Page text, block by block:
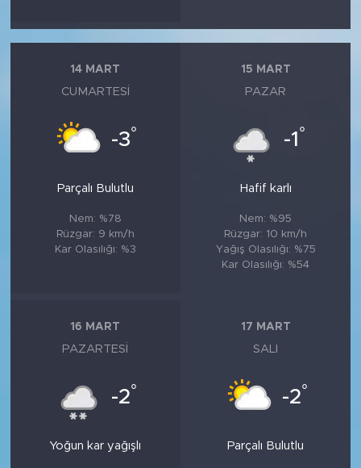
14 MART
CUMARTESI
-3°
Parçalı Bulutlu
Nem: %78
Rüzgar: 9 km/h
Kar Olasılığı: %3
15 MART
PAZAR
-1 °
Hafif karlı
Nem: %95
Rüzgar: 10 km/h
Yağış Olasılığı: %75
Kar Olasılığı: %54
16 MART
PAZARTESI
-2°
Yoğun kar yağışlı
17 MART
SALI
-2°
Parçalı Bulutlu